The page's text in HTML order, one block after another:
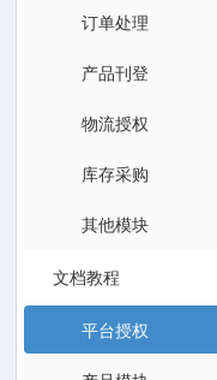
订单处理
产品刊登
物流授权
库存采购
其他模块
文档教程
平台授权